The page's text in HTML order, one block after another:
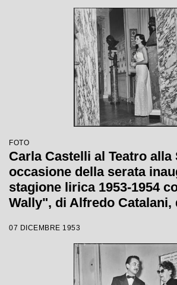
FOTO
Carla Castelli al Teatro alla
occasione della serata
stagione lirica 1953-1954
Wally", di Alfredo Catalani,
Tatiana Pavlova
07 DICEMBRE 1953